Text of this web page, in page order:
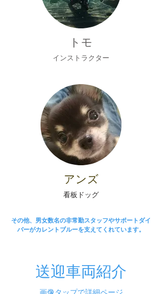
トモ
インストラクター
アンズ
看板ドッグ
その他、男女数名の非常勤スタッフやサポートダイ
バーがカレントブルーを支えてくれています。
送迎車両紹介